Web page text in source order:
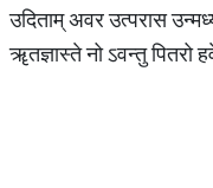
उदिताम् अवर उत्परास
ॠतज्ञास्ते नो ऽवन्तु पितरो